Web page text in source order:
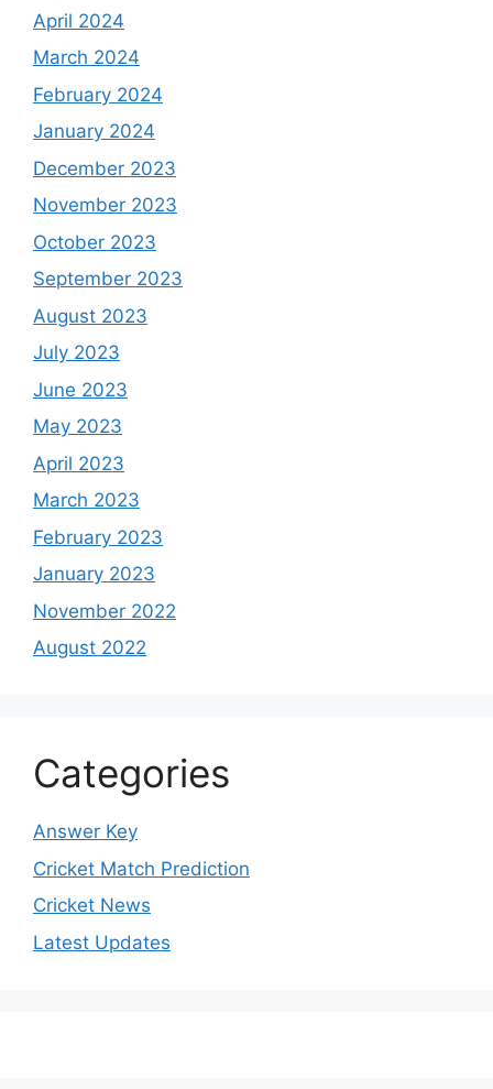
April 2024
March 2024
February 2024
January 2024
December 2023
November 2023
October 2023
September 2023
August 2023
July 2023
June 2023
May 2023
April 2023
March 2023
February 2023
January 2023
November 2022
August 2022
Categories
Answer Key
Cricket Match Prediction
Cricket News
Latest Updates